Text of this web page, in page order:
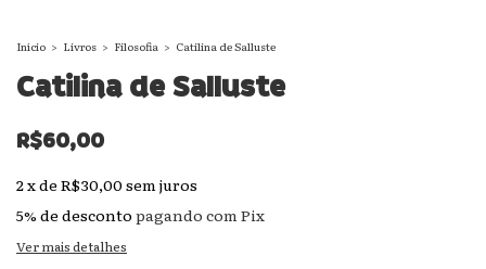
Início > Livros > Filosofia > Catilina de Salluste
Catilina de Salluste
R$60,00
2xde R$30,00 sem juros
5% de desconto pagando com Pix
Ver mais detalhes